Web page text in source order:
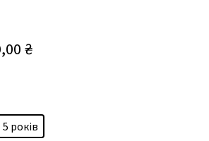
₴Діапазон
120,00 ₴
5 років